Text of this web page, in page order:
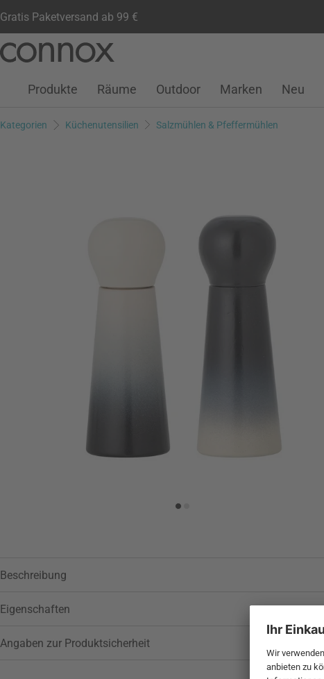
Gratis Paketversand ab 99 €
Seiteninhalt
Suchfeld
Kundenkonto
Wunschliste
Warenkorb
Produkte Räume Outdoor Marken Neu
Kategorien Küchenutensilien Salzmühlen & Pfeffermühlen
Beschreibung
Eigenschaften
Angaben zur Produktsicherheit